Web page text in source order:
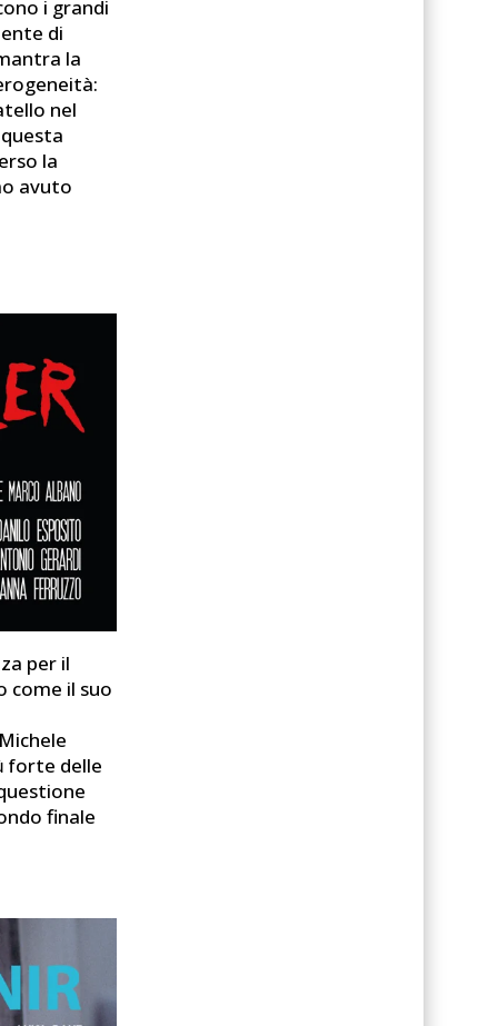
i grandi
di
la
nel
la
avuto
per il
come il suo
forte delle
finale